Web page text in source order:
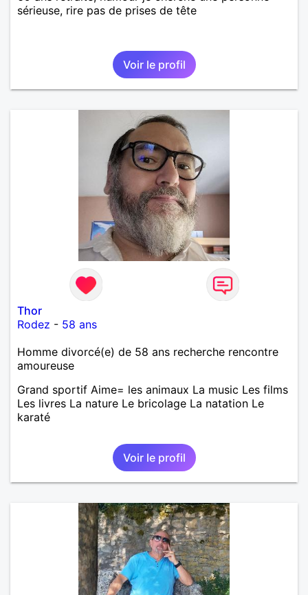
sérieuse, rire pas de prises de tête
Voir le profil
Thor
Rodez - 58 ans
Homme divorcé(e) de 58 ans recherche rencontre
amoureuse
Grand sportif Aime= les animaux La music Les films
Les livres La nature Le bricolage La natation Le
karaté
Voir le profil